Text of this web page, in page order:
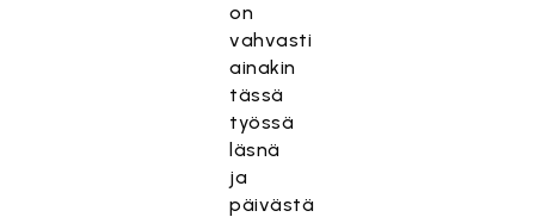
on
vahvasti
ainakin
tässä
työssä
läsnä
ja
päivästä